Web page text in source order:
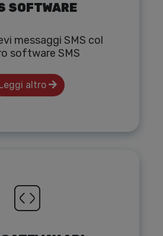
SOFTWARE
messaggi SMS col
software SMS
Leggi altro